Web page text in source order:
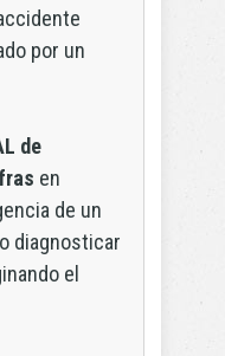
por un
de
en
de un
diagnosticar
el